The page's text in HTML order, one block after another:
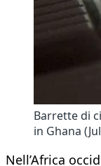
Barrette di
in Ghana
Nell’Africa